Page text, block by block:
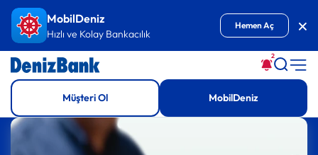
İçeriğe GitMobilDeniz
Hızlı ve Kolay Bankacılık
Hemen Aç
2
Müşteri Ol MobilDeniz